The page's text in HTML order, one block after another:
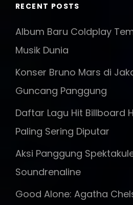
RECENT POSTS
Album Baru Coldplay
Musik Dunia
Konser Bruno Mars di
Guncang Panggung
Daftar Lagu Hit Billboard
Paling Sering Diputar
Aksi Panggung
Soundrenaline
Good Alone: Agatha